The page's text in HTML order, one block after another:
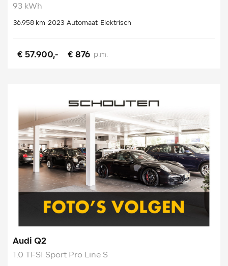
93 kWh
36.958 km 2023 Automaat Elektrisch
€ 57.900,- € 876 p.m.
Audi Q2
1.0 TFSI Sport Pro Line S